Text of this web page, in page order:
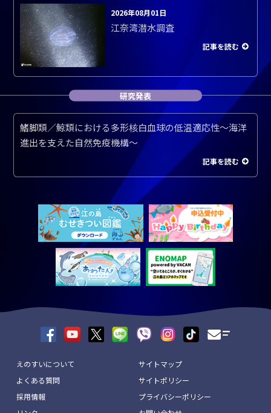
2026年08月01日
江奈湾潜水調査
記事を読む
研究発表
鰭脚類／鯨類における多形核白血球の低温適応性～海洋
進出を支えた自然免疫機構～
記事を読む
えのすいについて
よくある質問
採用情報
サイトマップ
サイトポリシー
プライバシーポリシー